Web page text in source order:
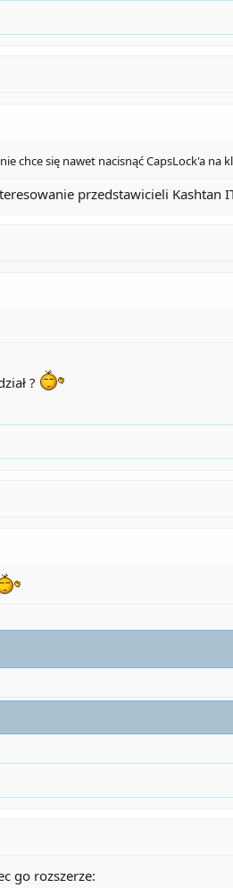
chce się nawet nacisnąć CapsLock'a na
przedstawicieli Kashtan
?
go rozszerze: